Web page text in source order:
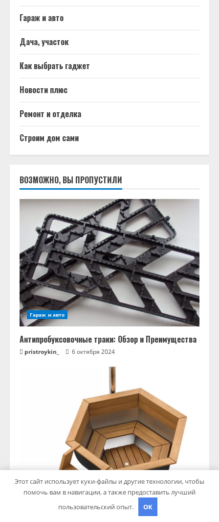
Гараж и авто
Дача, участок
Как выбрать гаджет
Новости плюс
Ремонт и отделка
Строим дом сами
ВОЗМОЖНО, ВЫ ПРОПУСТИЛИ
Гараж и авто
Антипробуксовочные траки: Обзор и Преимущества
pristroykin_ 6 октября 2024
Дача, участок
Чаны для бани: преимущества, виды и особенности
Этот сайт использует куки-файлы и другие технологии, чтобы
помочь вам в навигации, а также предоставить лучший
пользовательский опыт.
OK